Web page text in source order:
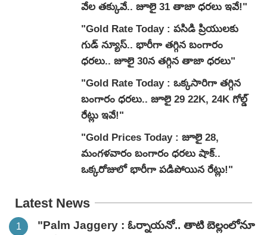
వేల తక్కువే.. జూలై 31 తాజా ధరలు ఇవే!"
"Gold Rate Today : పసిడి ప్రియులకు
గుడ్ న్యూస్.. భారీగా తగ్గిన బంగారం
ధరలు.. జూలై 30న తగ్గిన తాజా ధరలు"
"Gold Rate Today : ఒక్కసారిగా తగ్గిన
బంగారం ధరలు.. జూలై 29 22K, 24K గోల్డ్
రేట్లు ఇవే!"
"Gold Prices Today : జూలై 28,
మంగళవారం బంగారం ధరలు షాక్..
ఒక్కరోజులో భారీగా పడిపోయిన రేట్లు!"
Latest News
"Palm Jaggery : ఓర్నాయనో.. తాటి బెల్లంలోనూ